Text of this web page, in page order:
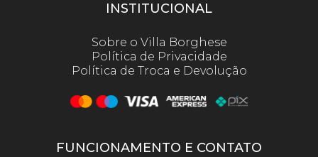
INSTITUCIONAL
Sobre o Villa Borghese
Política de Privacidade
Política de Troca e Devolução
FUNCIONAMENTO E CONTATO